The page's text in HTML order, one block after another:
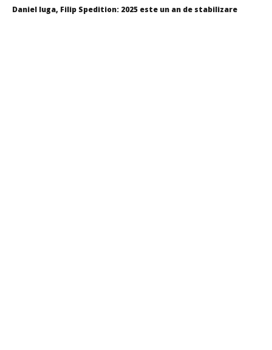
Daniel Iuga, Filip Spedition: 2025 este un an de stabilizare